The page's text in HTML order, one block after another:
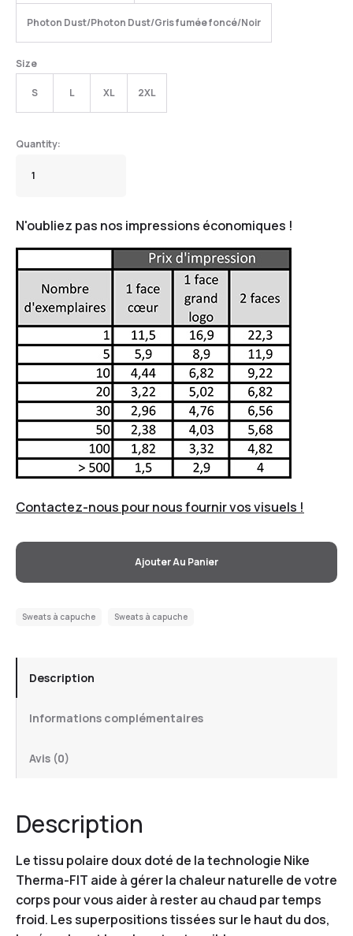
Photon Dust/Photon Dust/Gris fumée foncé/Noir
Size
S L XL 2XL
N'oubliez pas nos impressions économiques !
Contactez-nous pour nous fournir vos visuels !
Ajouter Au Panier
Sweats à capuche Sweats à capuche
Description
Informations complémentaires
Avis (0)
Description
Le tissu polaire doux doté de la technologie Nike
Therma-FIT aide à gérer la chaleur naturelle de votre
corps pour vous aider à rester au chaud par temps
froid. Les superpositions tissées sur le haut du dos,